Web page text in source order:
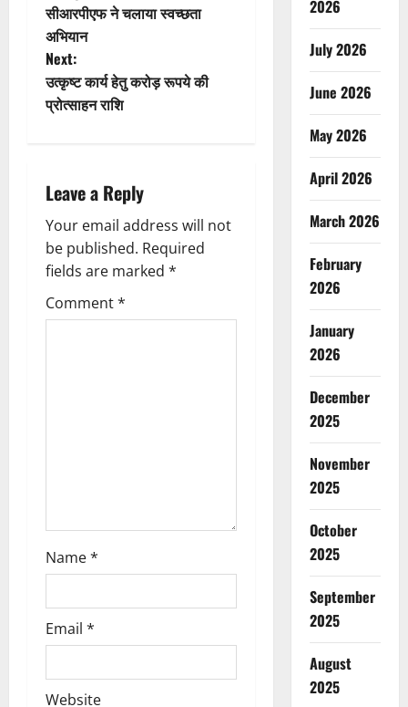
o
s
t
n
v
i
g
a
सीआरपीएफ ने चलाया स्वच्छता
अभियान
Next:
उत्कृष्ट कार्य हेतु करोड़ रूपये की
प्रोत्साहन राशि
Leave a Reply
Your email address will not
be published. Required
fields are marked *
Comment*
Name*
Email *
Website
2026
July 2026
June 2026
May 2026
April 2026
March 2026
February
2026
January
2026
December
2025
November
2025
October
2025
September
2025
August
2025